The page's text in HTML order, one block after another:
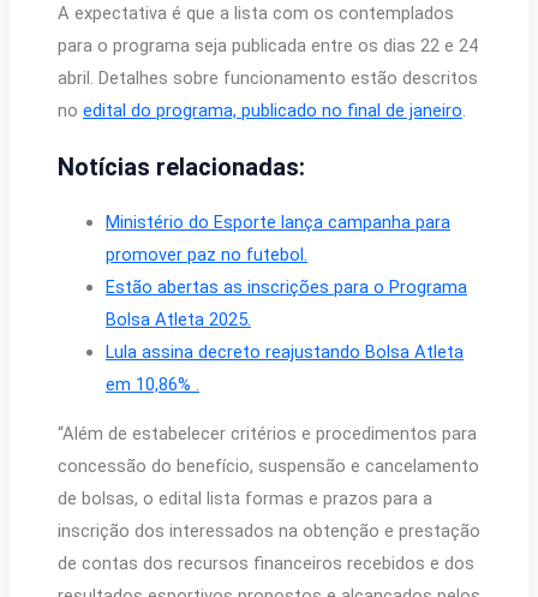
A expectativa é que a lista com os contemplados
para o programa seja publicada entre os dias 22 e 24
abril. Detalhes sobre funcionamento estão descritos
no edital do programa, publicado no final de janeiro.
Notícias relacionadas:
Ministério do Esporte lança campanha para
promover paz no futebol.
Estão abertas as inscrições para o Programa
Bolsa Atleta 2025.
Lula assina decreto reajustando Bolsa Atleta
em 10,86% .
“Além de estabelecer critérios e procedimentos para
concessão do benefício, suspensão e cancelamento
de bolsas, o edital lista formas e prazos para a
inscrição dos interessados na obtenção e prestação
de contas dos recursos financeiros recebidos e dos